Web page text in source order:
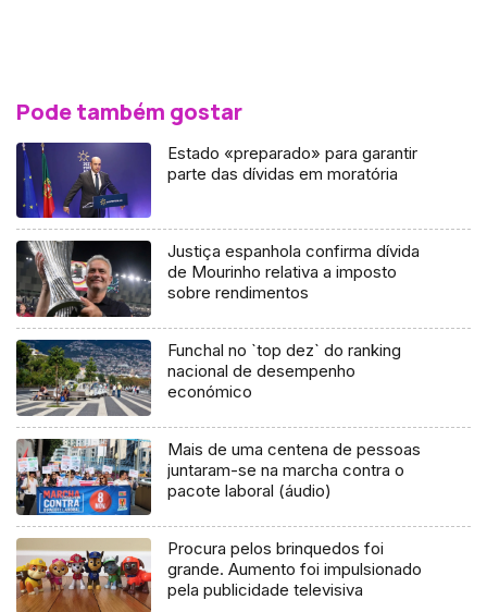
Pode também gostar
Estado «preparado» para garantir
parte das dívidas em moratória
Justiça espanhola confirma dívida
de Mourinho relativa a imposto
sobre rendimentos
Funchal no `top dez` do ranking
nacional de desempenho
económico
Mais de uma centena de pessoas
juntaram-se na marcha contra o
pacote laboral (áudio)
Procura pelos brinquedos foi
grande. Aumento foi impulsionado
pela publicidade televisiva